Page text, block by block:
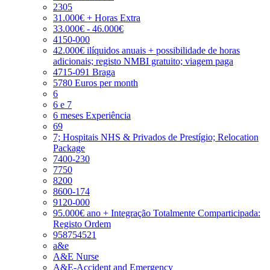
2305
31.000€ + Horas Extra
33.000€ - 46.000€
4150-000
42.000€ ilíquidos anuais + possibilidade de horas
adicionais; registo NMBI gratuito; viagem paga
4715-091 Braga
5780 Euros per month
6
6 e 7
6 meses Experiência
69
7; Hospitais NHS & Privados de Prestígio; Relocation
Package
7400-230
7750
8200
8600-174
9120-000
95.000€ ano + Integração Totalmente Comparticipada:
Registo Ordem
958754521
a&e
A&E Nurse
A&E-Accident and Emergency